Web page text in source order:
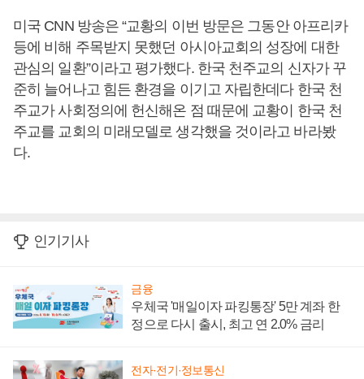
미국 CNN 방송은 “교황의 이번 방문은 그동안 아프리카
등에 비해 주목받지 못했던 아시아교회의 성장에 대한
관심의 일환”이라고 평가했다. 한국 천주교의 신자가 꾸
준히 늘어나고 힘든 환경을 이기고 자립한데다 한국 천
주교가 사회정의에 헌신해온 점 때문에 교황이 한국 천
주교를 교회의 미래모델로 생각했을 것이라고 바라봤
다.
인기기사
금융
우체국 '매일이자 파킹통장' 5만 계좌 한
정으로 다시 출시, 최고 연 2.0% 금리
전자·전기·정보통신